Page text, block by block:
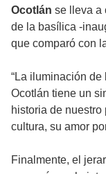
Ocotlán se lleva a
de la basílica -
que comparó con
“La iluminación de
Ocotlán tiene un
historia de
cultura, su amor
Finalmente, el